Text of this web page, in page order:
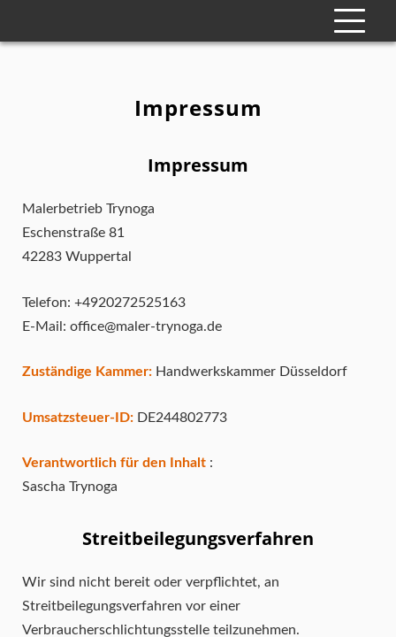
Impressum
Impressum
Malerbetrieb Trynoga
Eschenstraße 81
42283 Wuppertal
Telefon: +4920272525163
E-Mail: office@maler-trynoga.de
Zuständige Kammer: Handwerkskammer Düsseldorf
Umsatzsteuer-ID: DE244802773
Verantwortlich für den Inhalt :
Sascha Trynoga
Streitbeilegungsverfahren
Wir sind nicht bereit oder verpflichtet, an
Streitbeilegungsverfahren vor einer
Verbraucherschlichtungsstelle teilzunehmen.